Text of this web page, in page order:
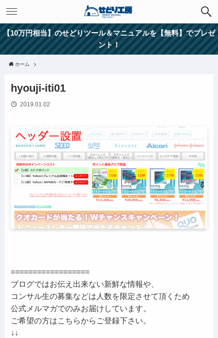
【10万円相当】のせどりツール＆マニュアルを【無料】でプレゼ
ント！
ホーム
hyouji-iti01
2019.01.02
==================
ブログではお伝え出来ない新鮮な情報や、
コンサル生の募集などは人数を限定させて頂くため
公式メルマガでのみお届けしています。
ご希望の方はこちらからご登録下さい。
↓↓